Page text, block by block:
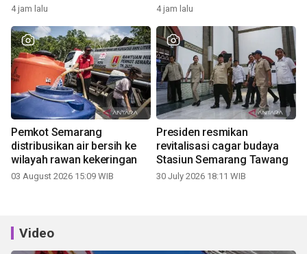
4 jam lalu 4 jam lalu
Pemkot Semarang
distribusikan air bersih ke
wilayah rawan kekeringan
03 August 2026 15:09 WIB
Presiden resmikan
revitalisasi cagar budaya
Stasiun Semarang Tawang
30 July 2026 18:11 WIB
Video